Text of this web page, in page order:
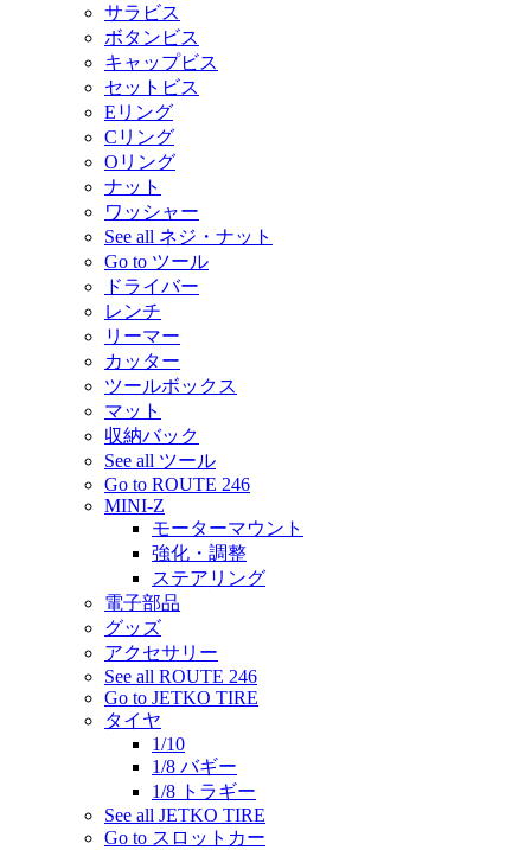
サラビス
ボタンビス
キャップビス
セットビス
Eリング
Cリング
Oリング
ナット
ワッシャー
See all ネジ・ナット
Go to ツール
ドライバー
レンチ
リーマー
カッター
ツールボックス
マット
収納バック
See all ツール
Go to ROUTE 246
MINI-Z
モーターマウント
強化・調整
ステアリング
電子部品
グッズ
アクセサリー
See all ROUTE 246
Go to JETKO TIRE
タイヤ
1/10
1/8 バギー
1/8 トラギー
See all JETKO TIRE
Go to スロットカー